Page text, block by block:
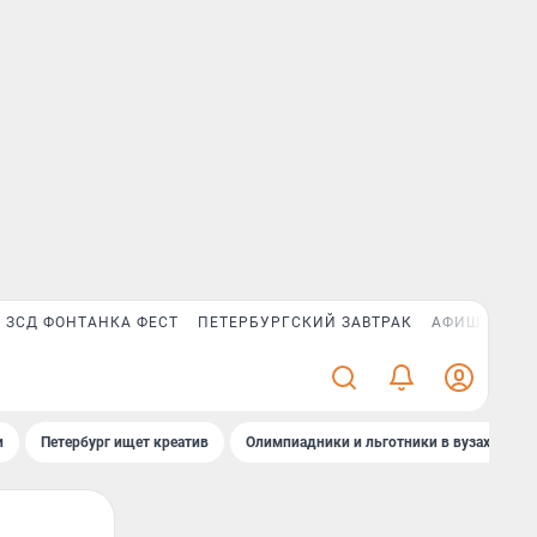
ЗСД ФОНТАНКА ФЕСТ ПЕТЕРБУРГСКИЙ ЗАВТРАК АФИША PLUS
Петербург ищет креатив Олимпиадники и льготники в вузах СПб